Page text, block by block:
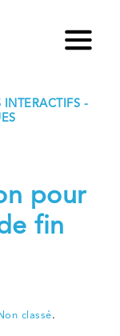
INTERACTIFS -
pour
fin
classé.